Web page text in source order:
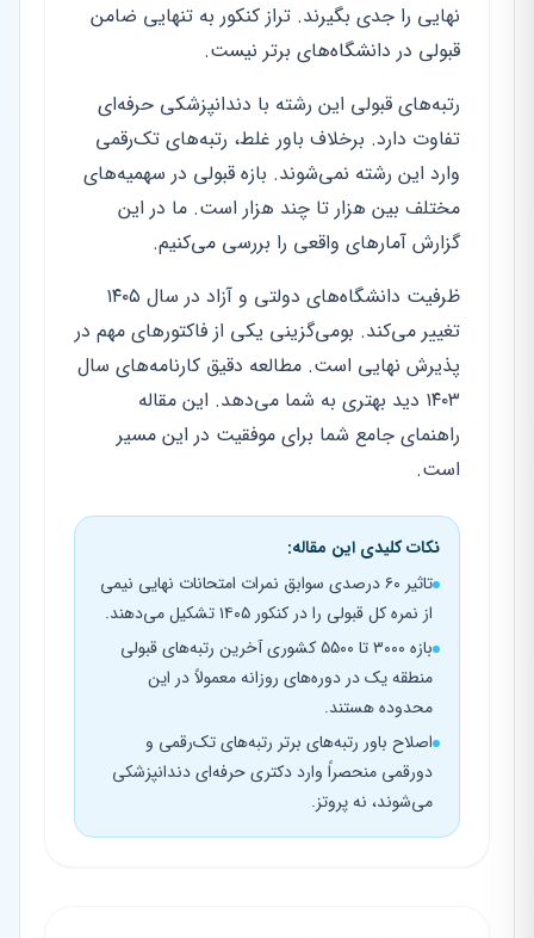
نهایی را جدی بگیرند. تراز کنکور به تنهایی ضامن
قبولی در دانشگاه‌های برتر نیست.
رتبه‌های قبولی این رشته با دندانپزشکی حرفه‌ای
تفاوت دارد. برخلاف باور غلط، رتبه‌های تک‌رقمی
وارد این رشته نمی‌شوند. بازه قبولی در سهمیه‌های
مختلف بین هزار تا چند هزار است. ما در این
گزارش آمارهای واقعی را بررسی می‌کنیم.
ظرفیت دانشگاه‌های دولتی و آزاد در سال ۱۴۰۵
تغییر می‌کند. بومی‌گزینی یکی از فاکتورهای مهم در
پذیرش نهایی است. مطالعه دقیق کارنامه‌های سال
۱۴۰۳ دید بهتری به شما می‌دهد. این مقاله
راهنمای جامع شما برای موفقیت در این مسیر
است.
نکات کلیدی این مقاله:
تاثیر ۶۰ درصدی سوابق نمرات امتحانات نهایی نیمی
از نمره کل قبولی را در کنکور ۱۴۰۵ تشکیل می‌دهند.
بازه ۳۰۰۰ تا ۵۵۰۰ کشوری آخرین رتبه‌های قبولی
منطقه یک در دوره‌های روزانه معمولاً در این
محدوده هستند.
اصلاح باور رتبه‌های برتر رتبه‌های تک‌رقمی و
دورقمی منحصراً وارد دکتری حرفه‌ای دندانپزشکی
می‌شوند، نه پروتز.